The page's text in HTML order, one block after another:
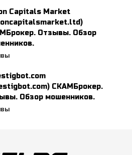
Capitals Market
Отзывы. Обзор
СКАМБрокер.
Обзор мошенников.